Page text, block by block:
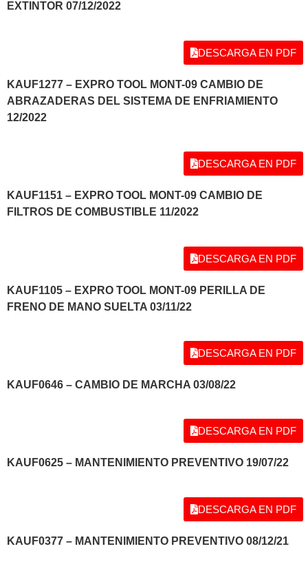
EXTINTOR 07/12/2022
DESCARGA EN PDF
KAUF1277 – EXPRO TOOL MONT-09 CAMBIO DE
ABRAZADERAS DEL SISTEMA DE ENFRIAMIENTO
12/2022
DESCARGA EN PDF
KAUF1151 – EXPRO TOOL MONT-09 CAMBIO DE
FILTROS DE COMBUSTIBLE 11/2022
DESCARGA EN PDF
KAUF1105 – EXPRO TOOL MONT-09 PERILLA DE
FRENO DE MANO SUELTA 03/11/22
DESCARGA EN PDF
KAUF0646 – CAMBIO DE MARCHA 03/08/22
DESCARGA EN PDF
KAUF0625 – MANTENIMIENTO PREVENTIVO 19/07/22
DESCARGA EN PDF
KAUF0377 – MANTENIMIENTO PREVENTIVO 08/12/21